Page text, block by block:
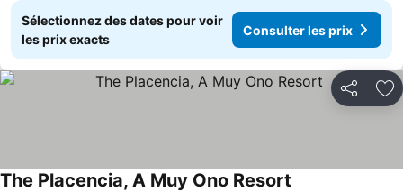
Sélectionnez des dates pour voir
les prix exacts
Consulter les prix
Partager
The Placencia, A Muy Ono Resort